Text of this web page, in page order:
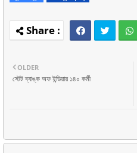
OLDER
স্টেট ব্যাঙ্ক অফ ইন্ডিয়ায় ১৪০ কর্মী